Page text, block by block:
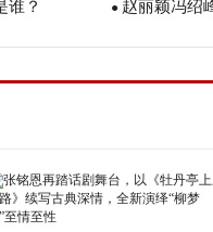
谁？ ● 赵丽颖冯绍